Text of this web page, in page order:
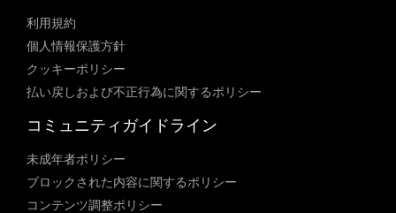
利用規約
個人情報保護方針
クッキーポリシー
払い戻しおよび不正行為に関するポリシー
コミュニティガイドライン
未成年者ポリシー
ブロックされた内容に関するポリシー
コンテンツ調整ポリシー